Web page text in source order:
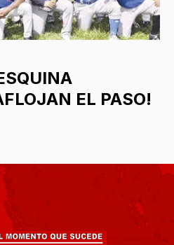
EL PASO!